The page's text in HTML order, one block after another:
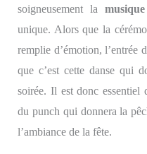
soigneusement lamusique
unique. Alors que la
remplie d’émotion, l’entrée
que c’est cette danse qui
soirée. Il est donc essentiel
du punch qui donnera la
l’ambiance de la fête.